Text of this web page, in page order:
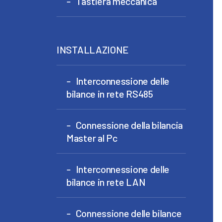
INSTALLAZIONE
Interconnessione delle
bilance in rete RS485
Connessione della bilancia
Master al Pc
Interconnessione delle
bilance in rete LAN
Connessione delle bilance